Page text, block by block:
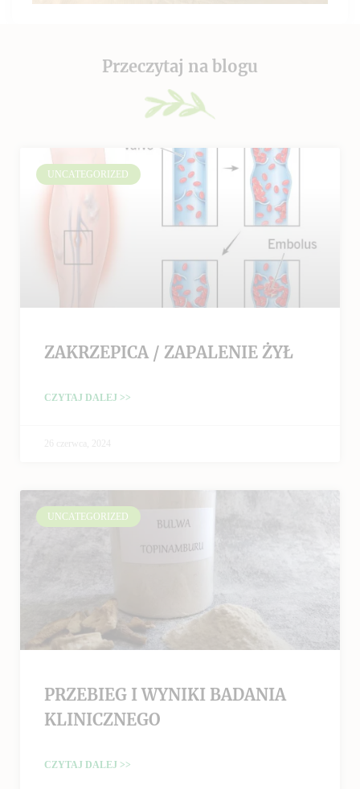
Przeczytaj na blogu
UNCATEGORIZED
ZAKRZEPICA / ZAPALENIE ŻYŁ
CZYTAJ DALEJ >>
26 czerwca, 2024
UNCATEGORIZED
PRZEBIEG I WYNIKI BADANIA
KLINICZNEGO
CZYTAJ DALEJ >>